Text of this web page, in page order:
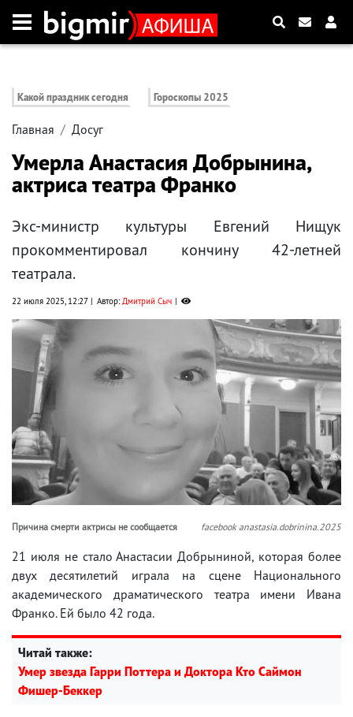
Какой праздник сегодня Гороскопы 2025
Главная Досуг
Умерла Анастасия Добрынина,
актриса театра Франко
Экс-министр культуры Евгений Нищук
прокомментировал кончину 42-летней
театрала.
22 июля 2025, 12:27 Автор:Дмитрий Сыч
Причина смерти актрисы не сообщается facebook anastasia.dobrinina.2025
21 июля не стало Анастасии Добрыниной, которая более
двух десятилетий играла на сцене Национального
академического драматического театра имени Ивана
Франко. Ей было 42 года.
Читай также:
Умер звезда Гарри Поттера и Доктора Кто Саймон
Фишер-Беккер